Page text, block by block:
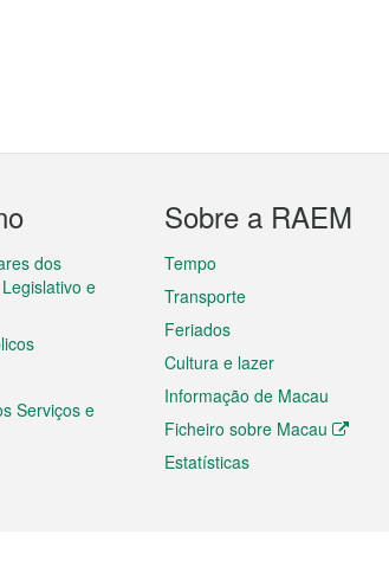
dos
e
Serviços e
Sobre a RAEM
Tempo
Transporte
Feriados
Cultura e lazer
Informação de Macau
Ficheiro sobre Macau
Estatísticas